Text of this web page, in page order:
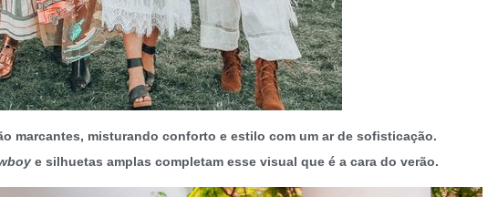
marcantes, misturando conforto e estilo com um ar de sofisticação.
e silhuetas amplas completam esse visual que é a cara do verão.